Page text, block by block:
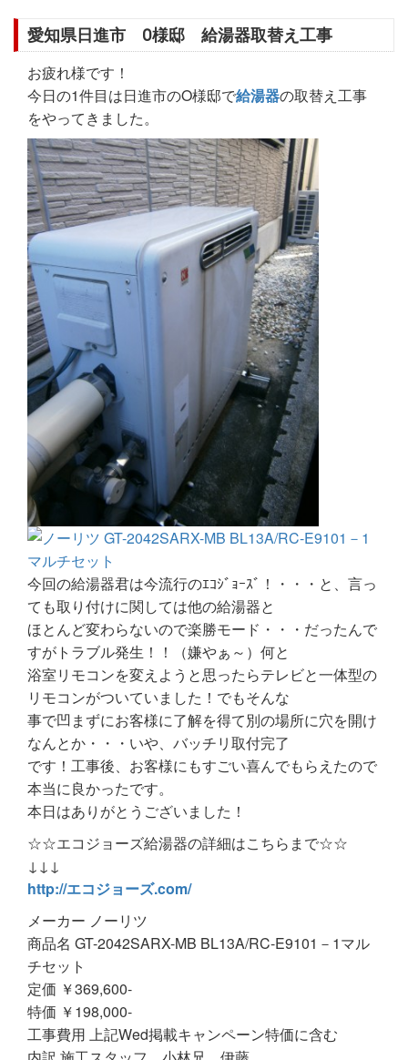
愛知県日進市 O様邸 給湯器取替え工事
お疲れ様です！
今日の1件目は日進市のO様邸で給湯器の取替え工事
をやってきました。
今回の給湯器君は今流行のｴｺｼﾞｮｰｽﾞ！・・・と、言っ
ても取り付けに関しては他の給湯器と
ほとんど変わらないので楽勝モード・・・だったんで
すがトラブル発生！！（嫌やぁ～）何と
浴室リモコンを変えようと思ったらテレビと一体型の
リモコンがついていました！でもそんな
事で凹まずにお客様に了解を得て別の場所に穴を開け
なんとか・・・いや、バッチリ取付完了
です！工事後、お客様にもすごい喜んでもらえたので
本当に良かったです。
本日はありがとうございました！
☆☆エコジョーズ給湯器の詳細はこちらまで☆☆
↓↓↓
http://エコジョーズ.com/
メーカー ノーリツ
商品名 GT-2042SARX-MB BL13A/RC-E9101－1マル
チセット
定価 ￥369,600-
特価 ￥198,000-
工事費用 上記Wed掲載キャンペーン特価に含む